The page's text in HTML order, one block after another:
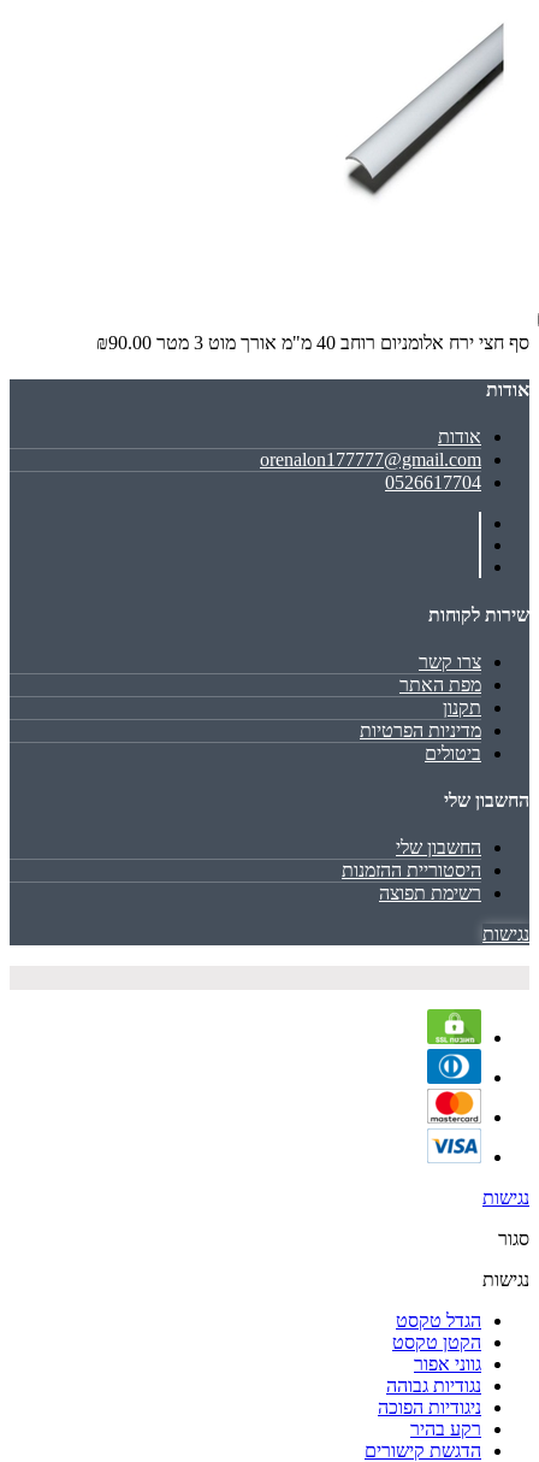
סף חצי ירח אלומניום רוחב 40 מ"מ אורך מוט 3 מטר ₪90.00
אודות
אודות
orenalon177777@gmail.com
0526617704
שירות לקוחות
צרו קשר
מפת האתר
תקנון
מדיניות הפרטיות
ביטולים
החשבון שלי
החשבון שלי
היסטוריית ההזמנות
רשימת תפוצה
נגישות
נגישות
סגור
נגישות
הגדל טקסט
הקטן טקסט
גווני אפור
נגודיות גבוהה
ניגודיות הפוכה
רקע בהיר
הדגשת קישורים